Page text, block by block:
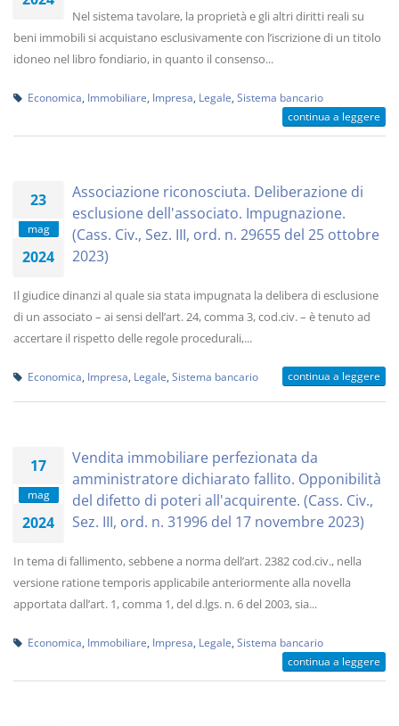
Nel sistema tavolare, la proprietà e gli altri diritti reali su
beni immobili si acquistano esclusivamente con l’iscrizione di un titolo
idoneo nel libro fondiario, in quanto il consenso...
Economica Immobiliare Impresa Legale Sistema bancario
continua a leggere
23
mag
2024
Associazione riconosciuta. Deliberazione di
esclusione dell'associato. Impugnazione.
(Cass. Civ., Sez. III, ord. n. 29655 del 25 ottobre
2023)
Il giudice dinanzi al quale sia stata impugnata la delibera di esclusione
di un associato – ai sensi dell’art. 24, comma 3, cod.civ. – è tenuto ad
accertare il rispetto delle regole procedurali,...
Economica Impresa Legale Sistema bancario continua a leggere
17
mag
2024
Vendita immobiliare perfezionata da
amministratore dichiarato fallito. Opponibilità
del difetto di poteri all'acquirente. (Cass. Civ.,
Sez. III, ord. n. 31996 del 17 novembre 2023)
In tema di fallimento, sebbene a norma dell’art. 2382 cod.civ., nella
versione ratione temporis applicabile anteriormente alla novella
apportata dall’art. 1, comma 1, del d.lgs. n. 6 del 2003, sia...
Economica Immobiliare Impresa Legale Sistema bancario
continua a leggere